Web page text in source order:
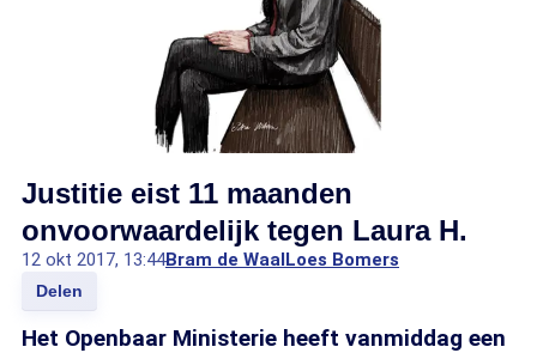
Justitie eist 11 maanden
onvoorwaardelijk tegen Laura H.
12 okt 2017, 13:44Bram de WaalLoes Bomers
Delen
Het Openbaar Ministerie heeft vanmiddag een